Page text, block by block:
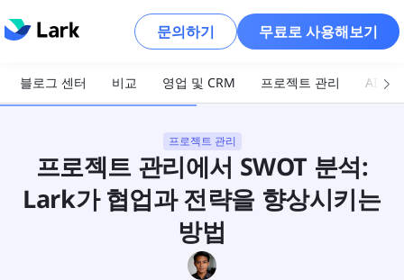
문의하기 무료로 사용해보기
블로그 센터 비교 영업 및 CRM 프로젝트 관리 AI 및
프로젝트 관리
프로젝트 관리에서 SWOT 분석:
Lark가 협업과 전략을 향상시키는
방법